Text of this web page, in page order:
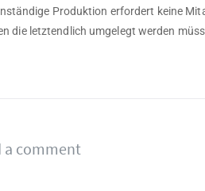
Produktion erfordert keine
die letztendlich umgelegt werden